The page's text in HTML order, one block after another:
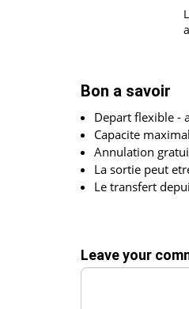
Bon a savoir
Depart flexible -
Capacite
Annulation
La sortie peut
Le transfert
Leave your